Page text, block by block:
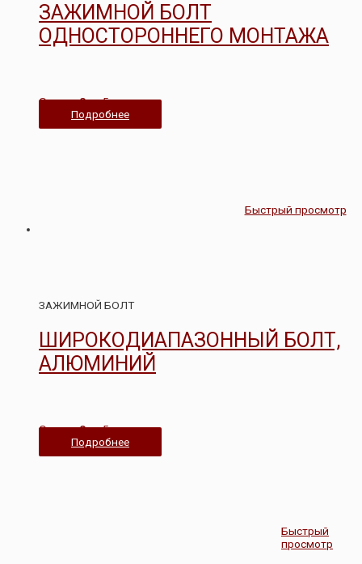
ЗАЖИМНОЙ БОЛТ
ОДНОСТОРОННЕГО МОНТАЖА
Оценка0из 5
Подробнее
Быстрый просмотр
ЗАЖИМНОЙ БОЛТ
ШИРОКОДИАПАЗОННЫЙ БОЛТ,
АЛЮМИНИЙ
Оценка0из 5
Подробнее
Быстрый
просмотр